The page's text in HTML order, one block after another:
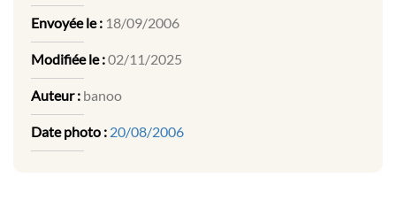
Envoyée le : 18/09/2006
Modifiée le :02/11/2025
Auteur : banoo
Date photo : 20/08/2006